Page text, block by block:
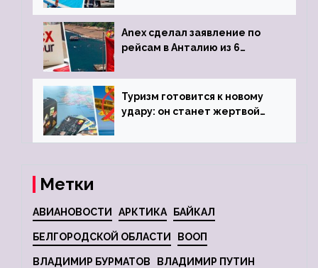
Anex сделал заявление по
рейсам в Анталию из 6
Туризм готовится к новому
удару: он станет жертвой
Метки
АВИАНОВОСТИ АРКТИКА БАЙКАЛ
БЕЛГОРОДСКОЙ ОБЛАСТИ ВООП
ВЛАДИМИР БУРМАТОВ ВЛАДИМИР ПУТИН